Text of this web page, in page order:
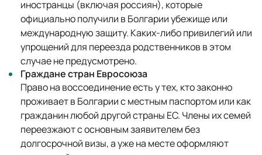
иностранцы (включая россиян), которые
официально получили в Болгарии убежище или
международную защиту. Каких-либо привилегий или
упрощений для переезда родственников в этом
случае не предусмотрено.
Граждане стран Евросоюза
Право на воссоединение есть у тех, кто законно
проживает в Болгарии с местным паспортом или как
гражданин любой другой страны ЕС. Члены их семей
переезжают с основным заявителем без
долгосрочной визы, а уже на месте оформляют